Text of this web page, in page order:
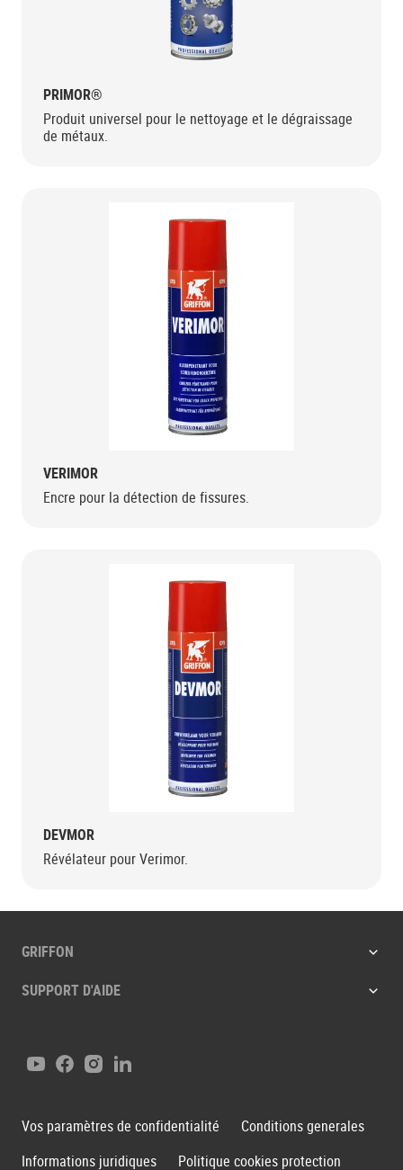
PRIMOR®
Produit universel pour le nettoyage et le dégraissage
de métaux.
VERIMOR
Encre pour la détection de fissures.
DEVMOR
Révélateur pour Verimor.
GRIFFON
SUPPORT D'AIDE
YoutubeFacebook
Instagram
LinkedIn
Vos paramètres de confidentialité
Conditions generales
Informations juridiques
Politique cookies protection